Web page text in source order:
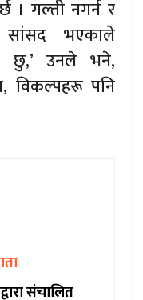
। गल्ती नगर्न र
सांसद भएकाले
छु,’ उनले भने,
विकल्पहरू पनि
संचालित